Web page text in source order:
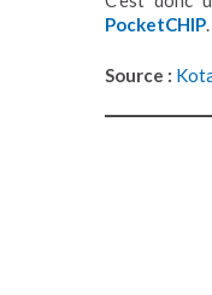
PocketCHIP
Source :